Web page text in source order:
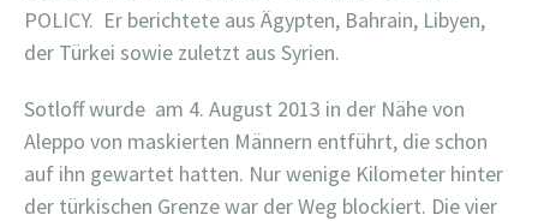
POLICY. Er berichtete aus Ägypten, Bahrain, Libyen,
der Türkei sowie zuletzt aus Syrien.
Sotloff wurde am 4. August 2013 in der Nähe von
Aleppo von maskierten Männern entführt, die schon
auf ihn gewartet hatten. Nur wenige Kilometer hinter
der türkischen Grenze war der Weg blockiert. Die vier